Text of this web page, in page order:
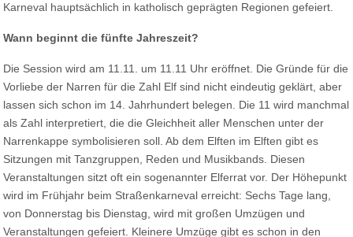
Karneval hauptsächlich in katholisch geprägten Regionen gefeiert.
Wann beginnt die fünfte Jahreszeit?
Die Session wird am 11.11. um 11.11 Uhr eröffnet. Die Gründe für die
Vorliebe der Narren für die Zahl Elf sind nicht eindeutig geklärt, aber
lassen sich schon im 14. Jahrhundert belegen. Die 11 wird manchmal
als Zahl interpretiert, die die Gleichheit aller Menschen unter der
Narrenkappe symbolisieren soll. Ab dem Elften im Elften gibt es
Sitzungen mit Tanzgruppen, Reden und Musikbands. Diesen
Veranstaltungen sitzt oft ein sogenannter Elferrat vor. Der Höhepunkt
wird im Frühjahr beim Straßenkarneval erreicht: Sechs Tage lang,
von Donnerstag bis Dienstag, wird mit großen Umzügen und
Veranstaltungen gefeiert. Kleinere Umzüge gibt es schon in den